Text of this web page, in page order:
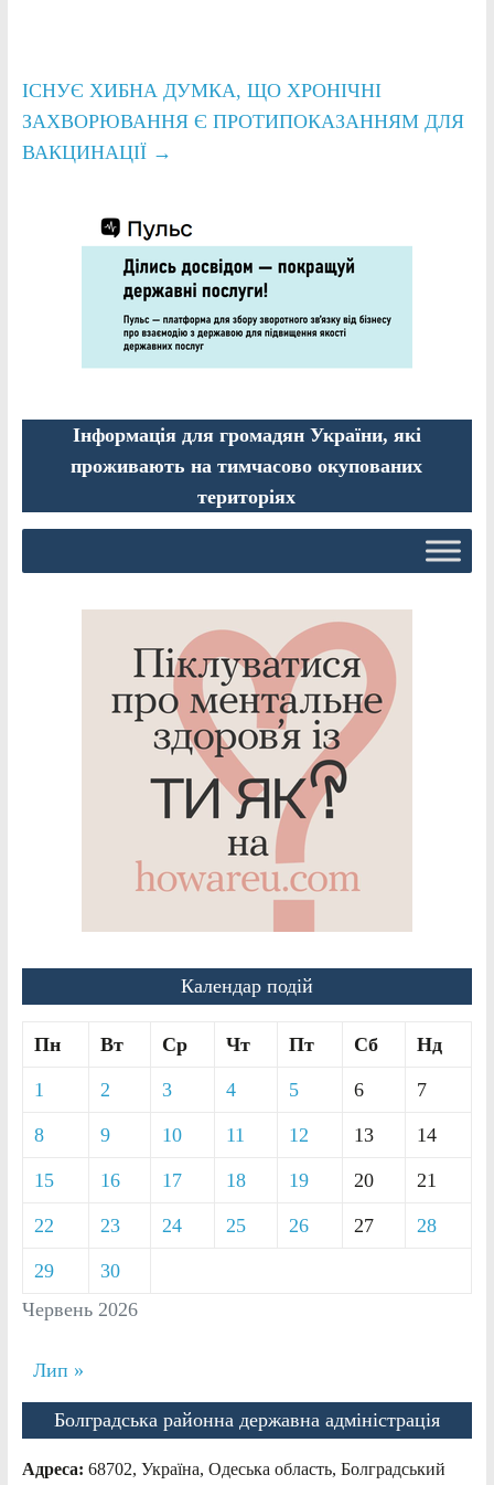
ІСНУЄ ХИБНА ДУМКА, ЩО ХРОНІЧНІ
ЗАХВОРЮВАННЯ Є ПРОТИПОКАЗАННЯМ ДЛЯ
ВАКЦИНАЦІЇ →
Інформація для громадян України, які
проживають на тимчасово окупованих
територіях
Календар подій
Червень 2026
Пн Вт Ср Чт Пт Сб Нд
1 2 3 4 5 6 7
8 9 10 11 12 13 14
15 16 17 18 19 20 21
22 23 24 25 26 27 28
29 30
Лип »
Болградська районна державна адміністрація
Адреса: 68702, Україна, Одеська область, Болградський